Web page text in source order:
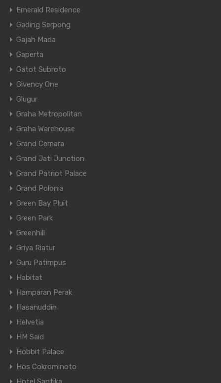
Emerald Residence
Gading Serpong
Gajah Mada
Gaperta
Gatot Subroto
Givency One
Glugur
Graha Metropolitan
Graha Warehouse
Grand Cemara
Grand Jati Junction
Grand Patriot Palace
Grand Polonia
Green Bay Pluit
Green Park
Greenhill
Griya Riatur
Guru Patimpus
Habitat
Hamparan Perak
Hasanuddin
Helvetia
HM Said
Hobbit Palace
Hos Cokrominoto